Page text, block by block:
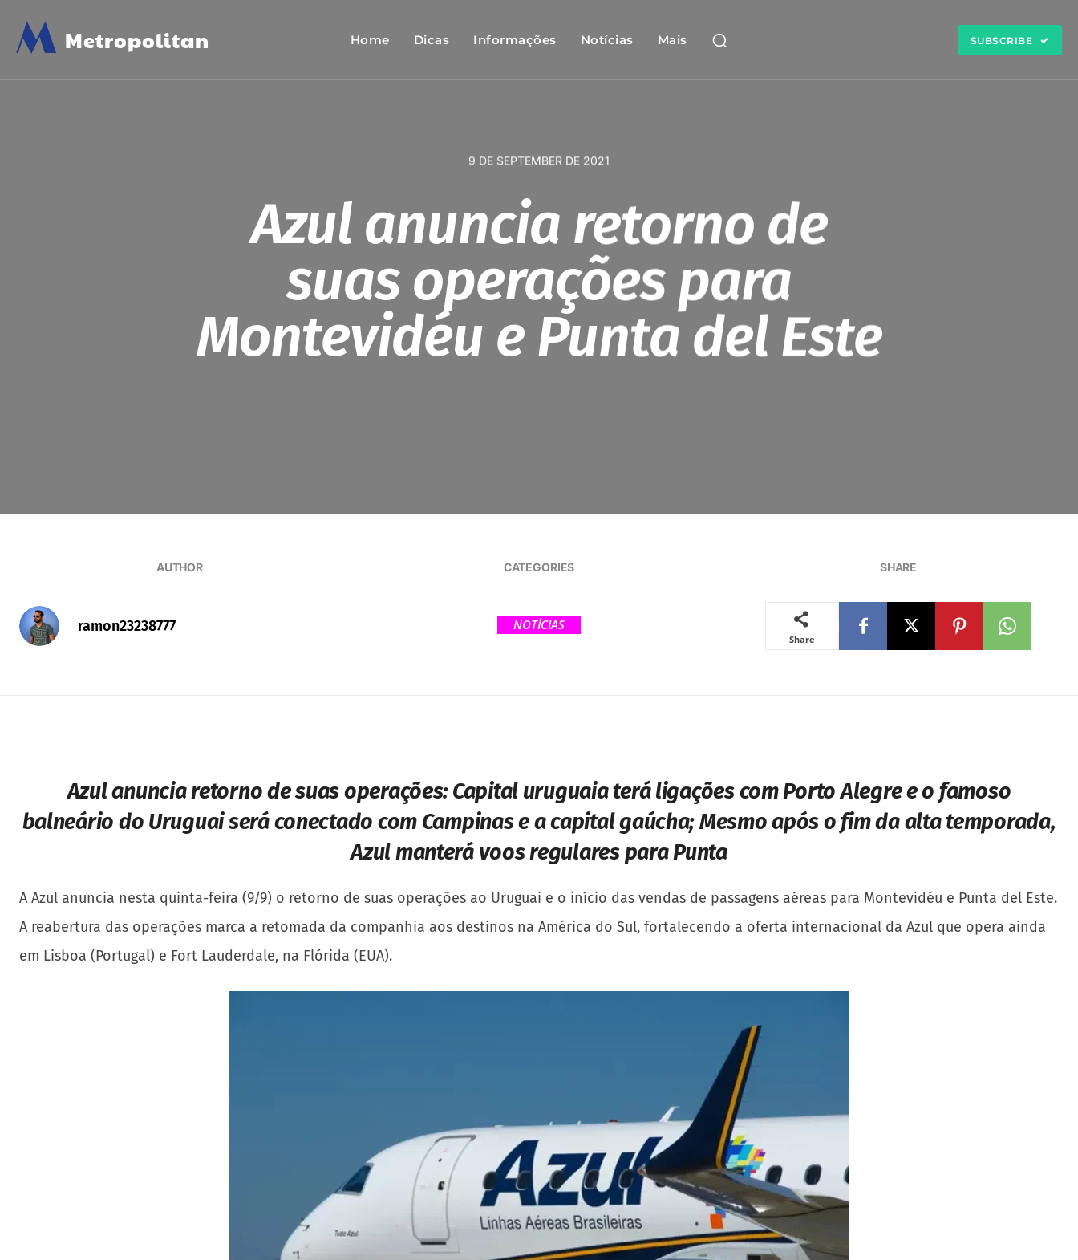
M Metropolitan Home Dicas Informações Notícias Mais SUBSCRIBE
9 DE SEPTEMBER DE 2021
Azul anuncia retorno de
suas operações para
Montevidéu e Punta del Este
AUTHOR
ramon23238777
CATEGORIES
NOTÍCIAS
SHARE
Share
Azul anuncia retorno de suas operações:Capital uruguaia terá ligações com Porto Alegre e o famoso
balneário do Uruguai será conectado com Campinas e a capital gaúcha; Mesmo após o fim da alta temporada,
Azul manterá voos regulares para Punta
A Azul anuncia nesta quinta-feira (9/9) o retorno de suas operações ao Uruguai e o início das vendas de passagens aéreas para Montevidéu e Punta del Este.
A reabertura das operações marca a retomada da companhia aos destinos na América do Sul, fortalecendo a oferta internacional da Azul que opera ainda
em Lisboa (Portugal) e Fort Lauderdale, na Flórida (EUA).